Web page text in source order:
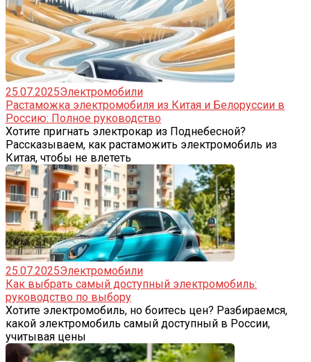
25.07.2025Электромобили
Растаможка электромобиля из Китая и Белоруссии в
Россию: Полное руководство
Хотите пригнать электрокар из Поднебесной?
Рассказываем, как растаможить электромобиль из
Китая, чтобы не влететь
25.07.2025Электромобили
Как выбрать самый доступный электромобиль:
руководство по выбору
Хотите электромобиль, но боитесь цен? Разбираемся,
какой электромобиль самый доступный в России,
учитывая цены